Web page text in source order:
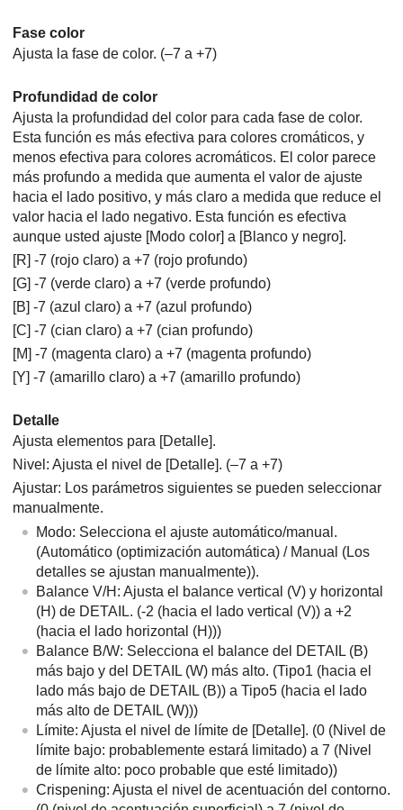
Fase color
Ajusta la fase de color. (–7 a +7)
Profundidad de color
Ajusta la profundidad del color para cada fase de color.
Esta función es más efectiva para colores cromáticos, y
menos efectiva para colores acromáticos. El color parece
más profundo a medida que aumenta el valor de ajuste
hacia el lado positivo, y más claro a medida que reduce el
valor hacia el lado negativo. Esta función es efectiva
aunque usted ajuste [Modo color] a [Blanco y negro].
[R] -7 (rojo claro) a +7 (rojo profundo)
[G] -7 (verde claro) a +7 (verde profundo)
[B] -7 (azul claro) a +7 (azul profundo)
[C] -7 (cian claro) a +7 (cian profundo)
[M] -7 (magenta claro) a +7 (magenta profundo)
[Y] -7 (amarillo claro) a +7 (amarillo profundo)
Detalle
Ajusta elementos para [Detalle].
Nivel: Ajusta el nivel de [Detalle]. (–7 a +7)
Ajustar: Los parámetros siguientes se pueden seleccionar
manualmente.
Modo: Selecciona el ajuste automático/manual.
(Automático (optimización automática) / Manual (Los
detalles se ajustan manualmente)).
Balance V/H: Ajusta el balance vertical (V) y horizontal
(H) de DETAIL. (-2 (hacia el lado vertical (V)) a +2
(hacia el lado horizontal (H)))
Balance B/W: Selecciona el balance del DETAIL (B)
más bajo y del DETAIL (W) más alto. (Tipo1 (hacia el
lado más bajo de DETAIL (B)) a Tipo5 (hacia el lado
más alto de DETAIL (W)))
Límite: Ajusta el nivel de límite de [Detalle]. (0 (Nivel de
límite bajo: probablemente estará limitado) a 7 (Nivel
de límite alto: poco probable que esté limitado))
Crispening: Ajusta el nivel de acentuación del contorno.